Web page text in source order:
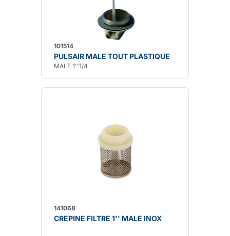
101514
PULSAIR MALE TOUT PLASTIQUE
MALE 1''1/4
141068
CREPINE FILTRE 1'' MALE INOX